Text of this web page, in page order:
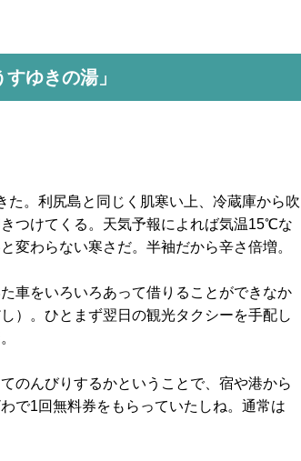
ゆきの湯」
た。利尻島と同じく肌寒い上、冷蔵庫から吹
つけてくる。天気予報によれば気温15℃な
変わらない寒さだ。半袖だから辛さ倍増。
車をいろいろあって借りることができなか
）。ひとまず翌日の観光タクシーを手配し
のんびりするかということで、宿や港から
で1回無料券をもらっていたしね。通常は